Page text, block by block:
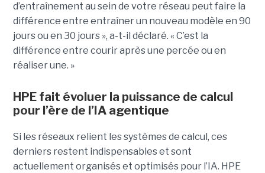
d’entraînement au sein de votre réseau peut faire la
différence entre entraîner un nouveau modèle en 90
jours ou en 30 jours », a-t-il déclaré. « C’est la
différence entre courir après une percée ou en
réaliser une. »
HPE fait évoluer la puissance de calcul
pour l’ère de l’IA agentique
Si les réseaux relient les systèmes de calcul, ces
derniers restent indispensables et sont
actuellement organisés et optimisés pour l’IA. HPE